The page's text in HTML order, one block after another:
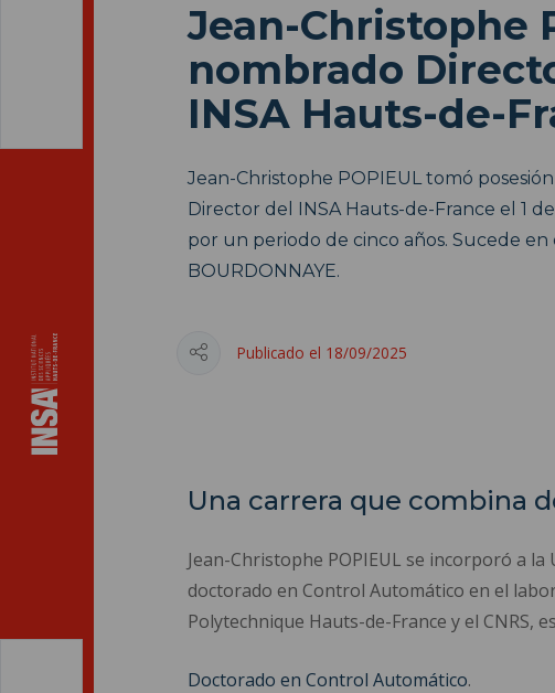
Jean-Christophe
nombrado
INSA Hauts-de-
Jean-Christophe POPIEUL tomó
Director del INSA Hauts-de-France el 1
por un periodo de cinco años. Sucede en
BOURDONNAYE.
Publicado el 18/09/2025
Una carrera que combina
Jean-Christophe POPIEUL se incorporó a
doctorado en Control Automático en el
Polytechnique Hauts-de-France y el CNRS,
Doctorado en Control Automático.